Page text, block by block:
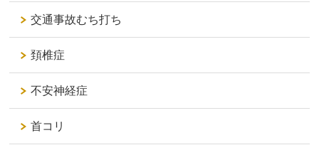
交通事故むち打ち
頚椎症
不安神経症
首コリ